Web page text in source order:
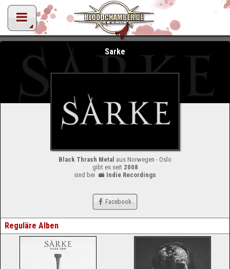
Sarke
Black Thrash Metal aus Norwegen - Oslo
gibt es seit 2008
sind bei
Indie Recordings
Facebook
Reguläre Alben